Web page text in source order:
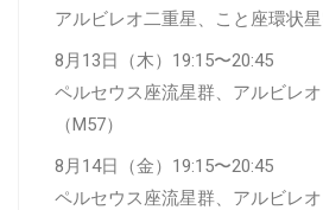
アルビレオ二重星、こと座環状星
8月13日（木）19:15〜20:45
ペルセウス座流星群、アルビレ
（M57）
8月14日（金）19:15〜20:45
ペルセウス座流星群、アルビレ